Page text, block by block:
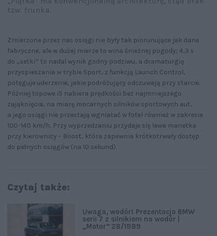
Zmierzone przez nas osiągi nie były tak piorunujące jak dane
fabryczne, ale w dużej mierze to wina śnieżnej pogody; 4,3 s
do „setki” to nadal wynik godny podziwu, a dramaturgię
przyspieszania w trybie Sport, z funkcją Launch Control,
potęguje uderzenie, jakie podróżujący odczuwają przy starcie.
Później topowe i5 nabiera prędkości bez najmniejszego
zająknięcia, na miarę mocarnych silników sportowych aut,
a jego osiągi nie przestają wgniatać w fotel również w zakresie
100-140 km/h. Przy wyprzedzaniu przydaje się lewa manetka
przy kierownicy – Boost, która zapewnia krótkotrwały dostęp
do pełnych osiągów (na 10 sekund).
Czytaj także:
Uwaga, wodór! Prezentacja BMW
serii 7 z silnikiem na wodór |
„Motor” 28/1989